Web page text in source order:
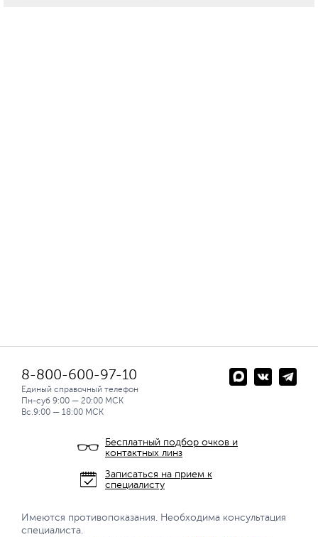
8-800-600-97-10
Единый справочный телефон
Пн-суб 9:00 — 20:00 МСК
Вс.9:00 — 18:00 МСК
Бесплатный подбор очков и
контактных линз
Записаться на прием к
специалисту
Имеются противопоказания. Необходима консультация
специалиста.